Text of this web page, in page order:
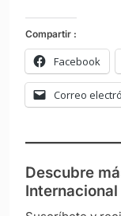
Compartir :
Facebook
Correo
Descubre
Internacional